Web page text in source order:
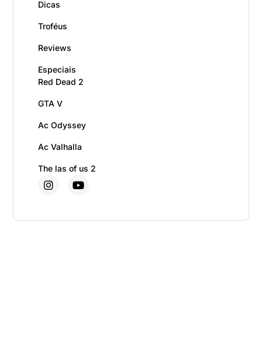
Dicas
Troféus
Reviews
Especiais
Red Dead 2
GTA V
Ac Odyssey
Ac Valhalla
The las of us 2